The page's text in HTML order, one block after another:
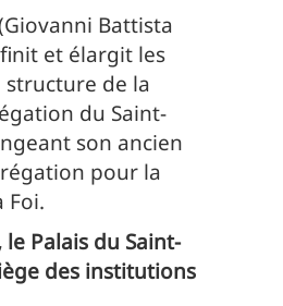
Battista
et élargit les
de la
du Saint-
son ancien
pour la
Foi.
Palais du Saint-
des institutions